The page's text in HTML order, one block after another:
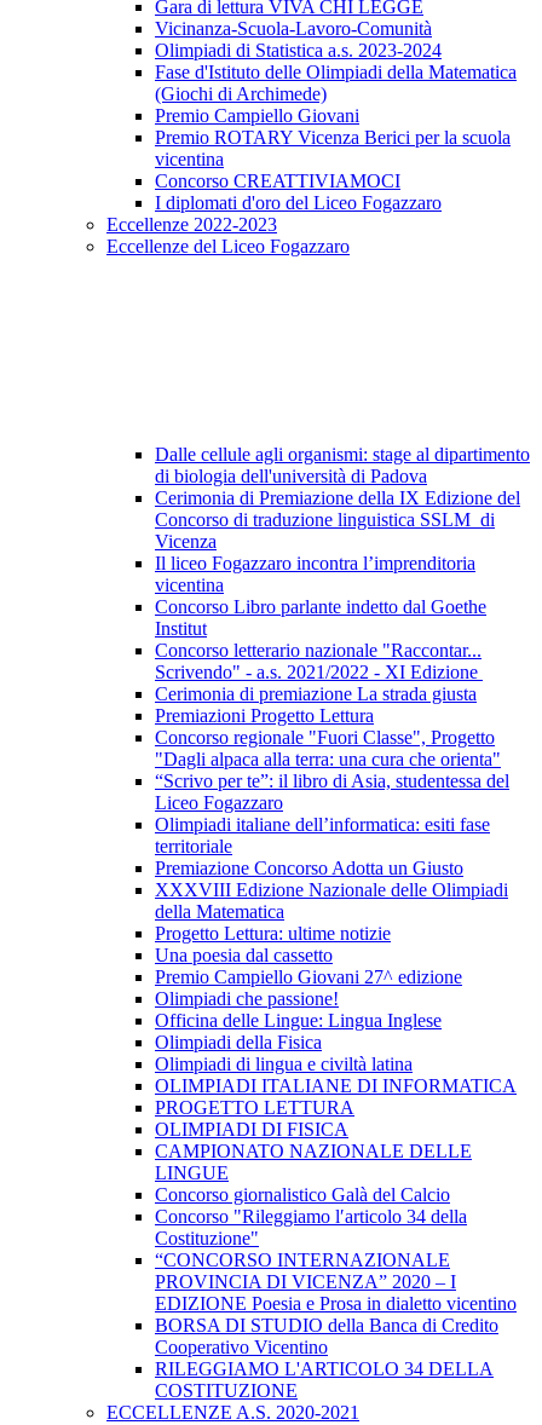
Gara di lettura VIVA CHI LEGGE
Vicinanza-Scuola-Lavoro-Comunità
Olimpiadi di Statistica a.s. 2023-2024
Fase d'Istituto delle Olimpiadi della Matematica
(Giochi di Archimede)
Premio Campiello Giovani
Premio ROTARY Vicenza Berici per la scuola
vicentina
Concorso CREATTIVIAMOCI
I diplomati d'oro del Liceo Fogazzaro
Eccellenze 2022-2023
Eccellenze del Liceo Fogazzaro
Dalle cellule agli organismi: stage al dipartimento
di biologia dell'università di Padova
Cerimonia di Premiazione della IX Edizione del
Concorso di traduzione linguistica SSLM di
Vicenza
Il liceo Fogazzaro incontra l’imprenditoria
vicentina
Concorso Libro parlante indetto dal Goethe
Institut
Concorso letterario nazionale "Raccontar...
Scrivendo" - a.s. 2021/2022 - XI Edizione
Cerimonia di premiazione La strada giusta
Premiazioni Progetto Lettura
Concorso regionale "Fuori Classe", Progetto
"Dagli alpaca alla terra: una cura che orienta"
“Scrivo per te”: il libro di Asia, studentessa del
Liceo Fogazzaro
Olimpiadi italiane dell’informatica: esiti fase
territoriale
Premiazione Concorso Adotta un Giusto
XXXVIII Edizione Nazionale delle Olimpiadi
della Matematica
Progetto Lettura: ultime notizie
Una poesia dal cassetto
Premio Campiello Giovani 27^ edizione
Olimpiadi che passione!
Officina delle Lingue: Lingua Inglese
Olimpiadi della Fisica
Olimpiadi di lingua e civiltà latina
OLIMPIADI ITALIANE DI INFORMATICA
PROGETTO LETTURA
OLIMPIADI DI FISICA
CAMPIONATO NAZIONALE DELLE
LINGUE
Concorso giornalistico Galà del Calcio
Concorso "Rileggiamo l′articolo 34 della
Costituzione"
“CONCORSO INTERNAZIONALE
PROVINCIA DI VICENZA” 2020 – I
EDIZIONE Poesia e Prosa in dialetto vicentino
BORSA DI STUDIO della Banca di Credito
Cooperativo Vicentino
RILEGGIAMO L'ARTICOLO 34 DELLA
COSTITUZIONE
ECCELLENZE A.S. 2020-2021